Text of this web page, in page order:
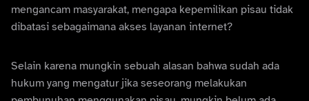
mengancam masyarakat, mengapa kepemilikan pisau tidak
dibatasi sebagaimana akses layanan internet?
Selain karena mungkin sebuah alasan bahwa sudah ada
hukum yang mengatur jika seseorang melakukan